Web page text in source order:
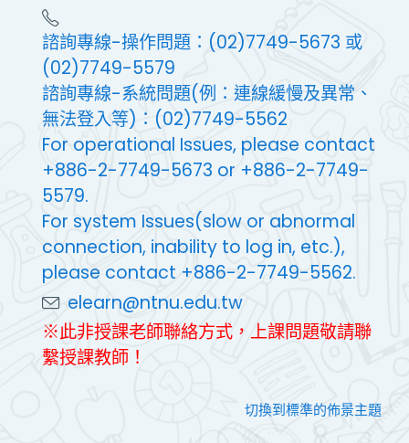
諮詢專線-操作問題：(02)7749-5673 或
(02)7749-5579
諮詢專線-系統問題(例：連線緩慢及異常、
無法登入等)：(02)7749-5562
For operational Issues, please contact
+886-2-7749-5673 or +886-2-7749-
5579.
For system Issues(slow or abnormal
connection, inability to log in, etc.),
please contact +886-2-7749-5562.
elearn@ntnu.edu.tw
※此非授課老師聯絡方式，上課問題敬請聯
繫授課教師！
切換到標準的佈景主題